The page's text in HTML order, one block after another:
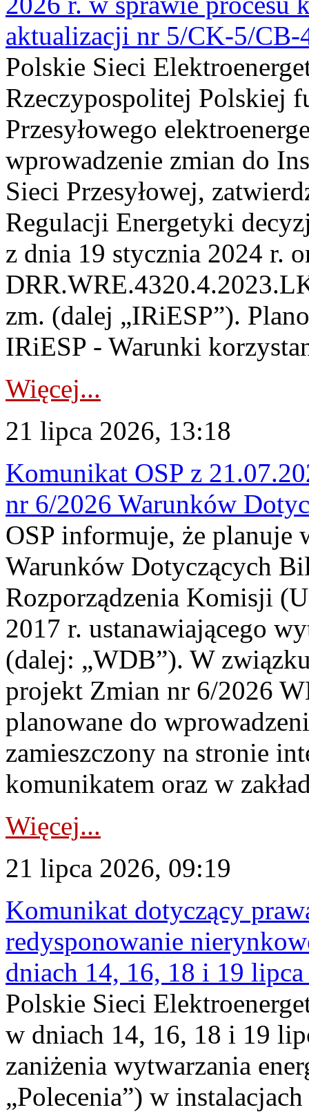
aktualizacji nr 5/CK-5/CB-
Polskie Sieci
Rzeczypospolitej Polskiej
Przesyłowego
wprowadzenie zmian do
Sieci Przesyłowej,
Regulacji Energetyki
z dnia 19 stycznia 2024 r.
zm. (dalej „IRiESP”).
IRiESP - Warunki
Więcej...
21 lipca 2026, 13:18
Komunikat OSP z
nr 6/2026 Warunków
OSP informuje, że planuje
Warunków Dotyczących
Rozporządzenia Komisji
2017 r. ustanawiającego
(dalej: „WDB”). W
projekt Zmian nr 6/2026
planowane do
zamieszczony na stronie
komunikatem oraz w
Więcej...
21 lipca 2026, 09:19
Komunikat dotyczący
redysponowanie
dniach 14, 16, 18 i 19
Polskie Sieci
w dniach 14, 16, 18 i 19
zaniżenia wytwarzania
„Polecenia”) w